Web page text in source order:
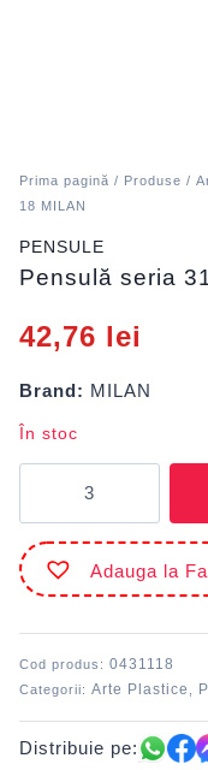
Prima pagină / Produse /
18 MILAN
PENSULE
Pensulă seria
42,76 lei
Brand: MILAN
În stoc
Pensulă
seria
311
nr.
18
Adauga la
Cod produs: 0431118
Categorii: Arte Plastice
Distribuie pe: